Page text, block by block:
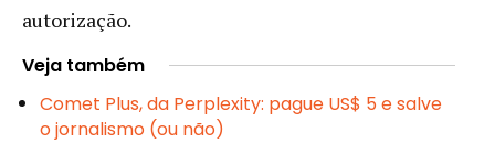
autorização.
Veja também
Comet Plus, da Perplexity: pague US$ 5 e salve
o jornalismo (ou não)